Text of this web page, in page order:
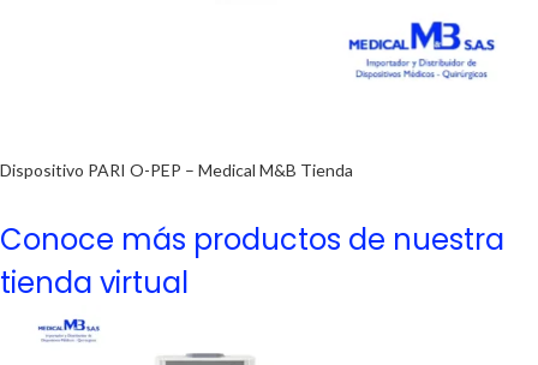
Dispositivo PARI O-PEP – Medical M&B Tienda
Conoce más productos de nuestra
tienda virtual